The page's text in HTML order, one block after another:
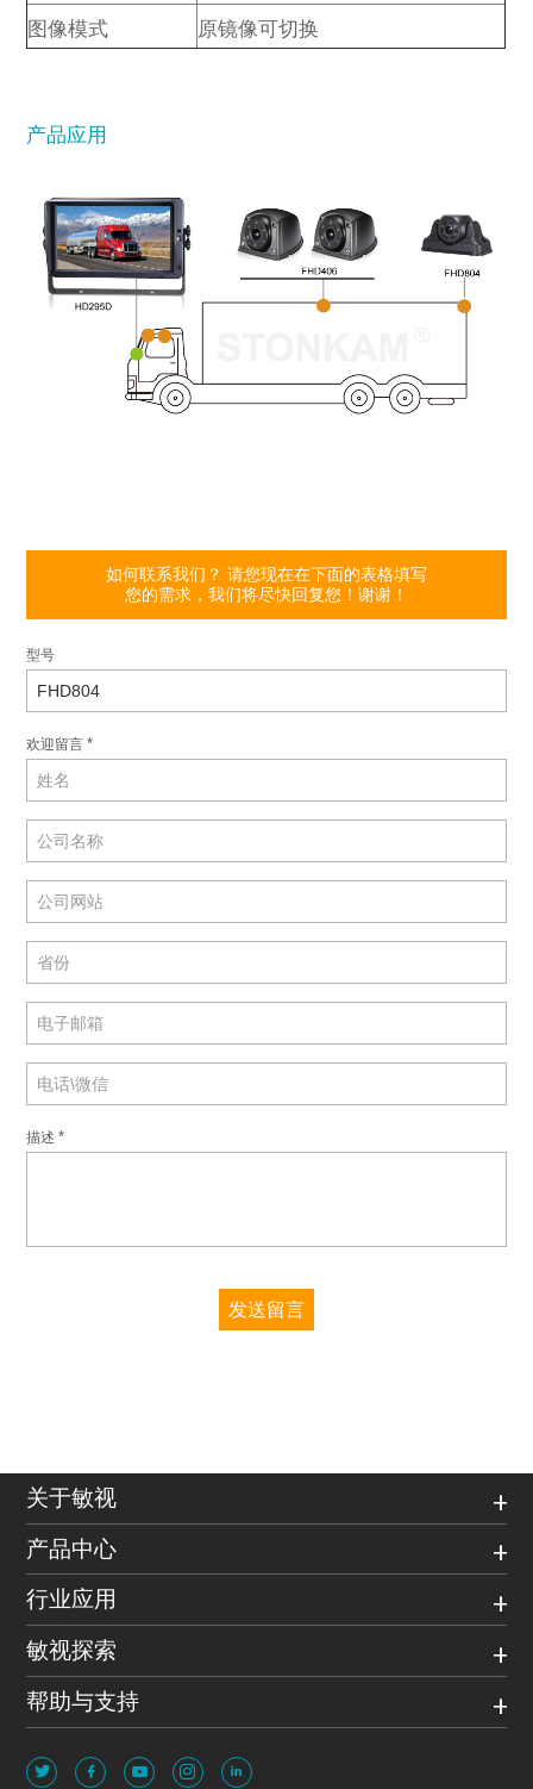
图像模式
原镜像可切换
产品应用
如何联系我们？ 请您现在在下面的表格填写
您的需求，我们将尽快回复您！谢谢！
型号
欢迎留言*
描述*
发送留言
关于敏视
产品中心
行业应用
敏视探索
帮助与支持